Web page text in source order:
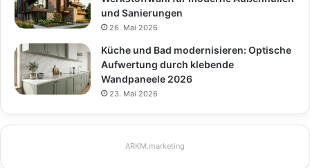
und Sanierungen
26. Mai 2026
Küche und Bad modernisieren: Optische
Aufwertung durch klebende
Wandpaneele 2026
23. Mai 2026
ARKM.marketing